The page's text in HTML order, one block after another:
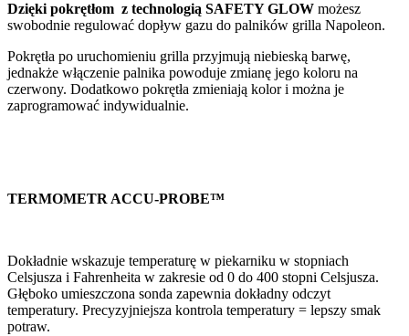
Dzięki pokrętłom z technologią SAFETY GLOW możesz
swobodnie regulować dopływ gazu do palników grilla Napoleon.
Pokrętła po uruchomieniu grilla przyjmują niebieską barwę,
jednakże włączenie palnika powoduje zmianę jego koloru na
czerwony. Dodatkowo pokrętła zmieniają kolor i można je
zaprogramować indywidualnie.
TERMOMETR ACCU-PROBE™
Dokładnie wskazuje temperaturę w piekarniku w stopniach
Celsjusza i Fahrenheita w zakresie od 0 do 400 stopni Celsjusza.
Głęboko umieszczona sonda zapewnia dokładny odczyt
temperatury. Precyzyjniejsza kontrola temperatury = lepszy smak
potraw.